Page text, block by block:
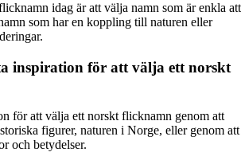
idag är att välja namn som är enkla att
som har en koppling till naturen eller
inspiration för att välja ett norskt
för att välja ett norskt flicknamn genom att
figurer, naturen i Norge, eller genom att
och betydelser.